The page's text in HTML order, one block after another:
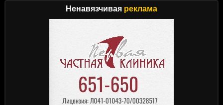
Ненавязчивая реклама